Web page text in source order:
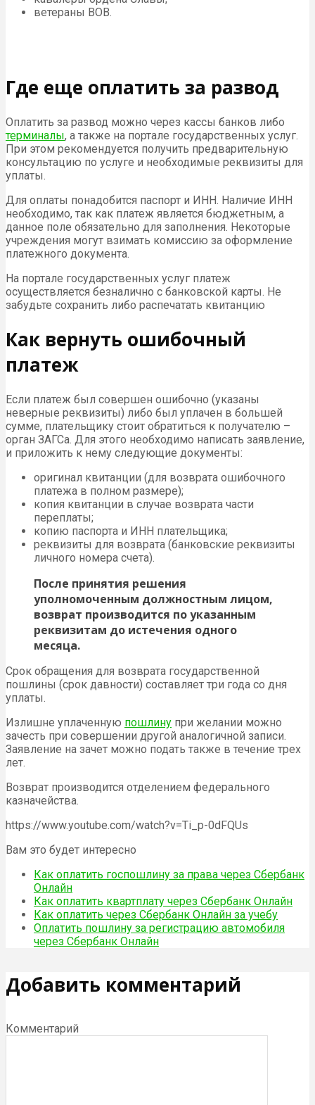
ветераны ВОВ.
Где еще оплатить за развод
Оплатить за развод можно через кассы банков либо
терминалы, а также на портале государственных услуг.
При этом рекомендуется получить предварительную
консультацию по услуге и необходимые реквизиты для
уплаты.
Для оплаты понадобится паспорт и ИНН. Наличие ИНН
необходимо, так как платеж является бюджетным, а
данное поле обязательно для заполнения. Некоторые
учреждения могут взимать комиссию за оформление
платежного документа.
На портале государственных услуг платеж
осуществляется безналично с банковской карты. Не
забудьте сохранить либо распечатать квитанцию
Как вернуть ошибочный
платеж
Если платеж был совершен ошибочно (указаны
неверные реквизиты) либо был уплачен в большей
сумме, плательщику стоит обратиться к получателю –
орган ЗАГСа. Для этого необходимо написать заявление,
и приложить к нему следующие документы:
оригинал квитанции (для возврата ошибочного
платежа в полном размере);
копия квитанции в случае возврата части
переплаты;
копию паспорта и ИНН плательщика;
реквизиты для возврата (банковские реквизиты
личного номера счета).
После принятия решения
уполномоченным должностным лицом,
возврат производится по указанным
реквизитам до истечения одного
месяца.
Срок обращения для возврата государственной
пошлины (срок давности) составляет три года со дня
уплаты.
Излишне уплаченную пошлину при желании можно
зачесть при совершении другой аналогичной записи.
Заявление на зачет можно подать также в течение трех
лет.
Возврат производится отделением федерального
казначейства.
https://www.youtube.com/watch?v=Ti_p-0dFQUs
Вам это будет интересно
Как оплатить госпошлину за права через Сбербанк
Онлайн
Как оплатить квартплату через Сбербанк Онлайн
Как оплатить через Сбербанк Онлайн за учебу
Оплатить пошлину за регистрацию автомобиля
через Сбербанк Онлайн
Добавить комментарий
Комментарий